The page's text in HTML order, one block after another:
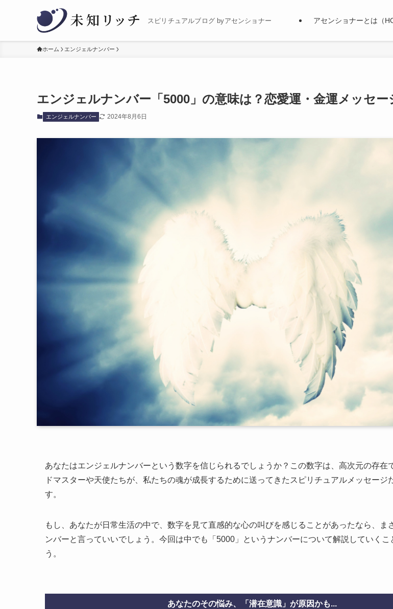
スピリチュアルブログ byアセンショナー アセンショナーとは（
ホーム エンジェルナンバー
エンジェルナンバー「5000」の意味は？恋愛運・金運メッセー
エンジェルナンバー 2024年8月6日
あなたはエンジェルナンバーという数字を信じられるでしょうか？この数字は、高次元の存在
ドマスターや天使たちが、私たちの魂が成長するために送ってきたスピリチュアルメッセージ
す。
もし、あなたが日常生活の中で、数字を見て直感的な心の叫びを感じることがあったなら、ま
ンバーと言っていいでしょう。今回は中でも「5000」というナンバーについて解説していくこ
う。
あなたのその悩み、「潜在意識」が原因かも...